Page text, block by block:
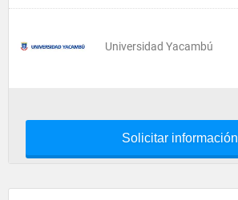
Universidad Yacambú
Solicitar información